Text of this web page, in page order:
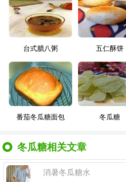
台式腊八粥 五仁酥饼
番茄冬瓜糖面包 冬瓜糖
冬瓜糖相关文章
消暑冬瓜糖水